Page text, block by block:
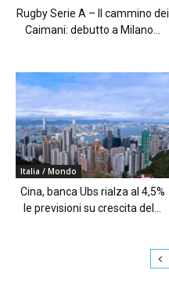
Rugby Serie A – Il cammino dei
Caimani: debutto a Milano...
Italia / Mondo
Cina, banca Ubs rialza al 4,5%
le previsioni su crescita del...